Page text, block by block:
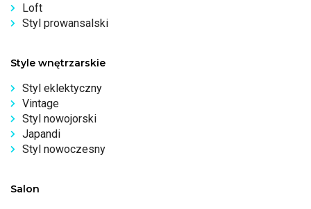
Loft
Styl prowansalski
Style wnętrzarskie
Styl eklektyczny
Vintage
Styl nowojorski
Japandi
Styl nowoczesny
Salon